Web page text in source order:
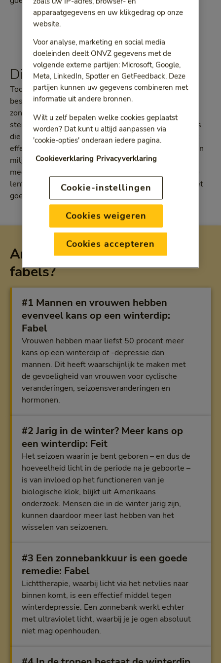
Dip door donkere dagen
Toch last van sombere gevoelens? De winterdip, die
bestaat wél. ‘Uit onderzoek blijkt dat de hoeveelheid
zonlicht van invloed is op ons lichaam en onze
stemming’, licht psychologe Renie Bahlmann toe. ‘Als
die hoeveelheid verandert, zoals in de winter, kan dat
effect hebben op je lijf en gemoedstoestand. Ruim een
miljoen Nederlanders hebben last van zo’n dip. Bij de
meeste mensen gaat die gelukkig weer over zodra de
lente begint. Houden je klachten langer aan, dan is het
goed om hulp in te schakelen.’
Andere winterdip feiten en
fabels?
#1 Mannen en vrouwen hebben
evenveel kans op een winterdip:
Fabel
Vrouwen hebben maar liefst 50 procent meer
kans op een winterdip of -depressie dan
mannen. Dit heeft waarschijnlijk te maken met
de gevoeligheid van vrouwen voor cyclische
veranderingen, seizoensveranderingen en
hormonen.
#2 Jarig in de winter? Meer kans op
een winterdip: Feit
Het seizoen waarin je bent geboren – en dus de
hoeveelheid licht in de periode na je geboorte –
is van invloed op het functioneren van je
biologische klok, blijkt uit Amerikaans
onderzoek. Mensen die in de winter jarig zijn,
kunnen daardoor meer last hebben van het
wisselen van seizoenen.
#3 Een zonnebankkuur is een goede
remedie: Fabel
Lichttherapie, waarbij licht via het netvlies naar
binnen komt, is een effectief middel tegen
winterdepressie. Een zonnebank werkt echter
met ultraviolet licht, waarbij je je ogen absoluut
niet mag openhouden.
apparaatgegevens en uw klikgedrag op onze
website.
Voor analyse, marketing en social media
doeleinden deelt ONVZ gegevens met de
volgende externe partijen: Microsoft, Google,
Meta, LinkedIn, Spotler en GetFeedback. Deze
partijen kunnen uw gegevens combineren met
informatie uit andere bronnen.
Wilt u zelf bepalen welke cookies geplaatst
worden? Dat kunt u altijd aanpassen via
'cookie-opties' onderaan iedere pagina.
Cookieverklaring Privacyverklaring
Cookie-instellingen
Cookies weigeren
Cookies accepteren